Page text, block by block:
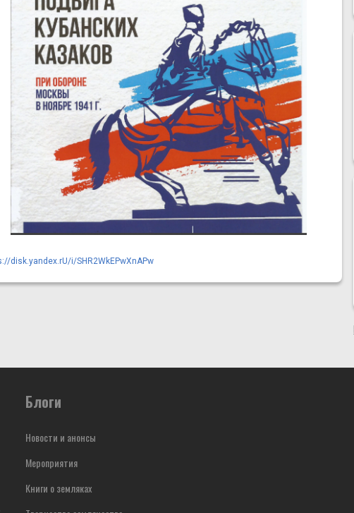
disk.yandex.rU/i/SHR2WkEPwXnAPw
Блоги
Новости и анонсы
Мероприятия
Книги о земляках